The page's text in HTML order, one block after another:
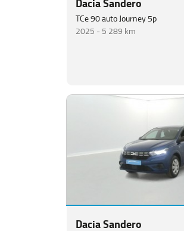
TCe 90 auto Journey 5p
2025 -5 289 km
Dacia Sandero